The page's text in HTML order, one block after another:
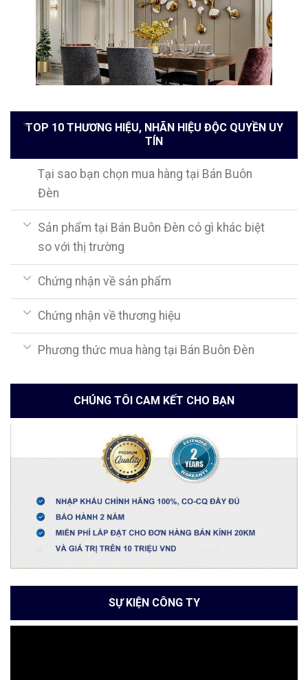
TOP 10 THƯƠNG HIỆU, NHÃN HIỆU ĐỘC QUYỀN UY
TÍN
Tại sao bạn chọn mua hàng tại Bán Buôn
Đèn
Sản phẩm tại Bán Buôn Đèn có gì khác biệt
so với thị trường
Chứng nhận về sản phẩm
Chứng nhận về thương hiệu
Phương thức mua hàng tại Bán Buôn Đèn
CHÚNG TÔI CAM KẾT CHO BẠN
SỰ KIỆN CÔNG TY